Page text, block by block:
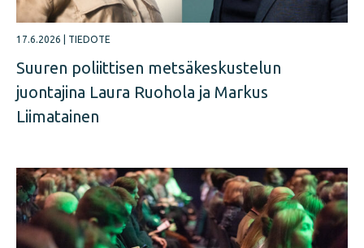
17.6.2026 TIEDOTE
Suuren poliittisen metsäkeskustelun
juontajina Laura Ruohola ja Markus
Liimatainen